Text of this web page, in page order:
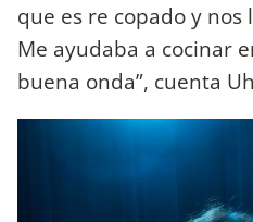
que es re copado y
Me ayudaba a cocinar
buena onda”, cuenta